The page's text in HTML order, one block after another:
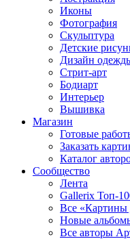
Иконы
Фотография
Скульптура
Детские
Дизайн
Стрит-арт
Бодиарт
Интерьер
Вышивка
Магазин
Готовые
Заказать
Каталог
Сообщество
Лента
Gallerix Топ-
Все «Картины
Новые
Все авторы